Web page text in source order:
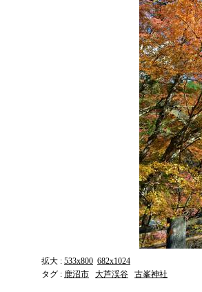
拡大 : 533x800 682x1024
タグ : 鹿沼市 大芦渓谷 古峯神社